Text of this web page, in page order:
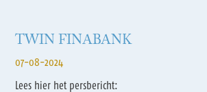
TWIN FINABANK
07-08-2024
Lees hier het persbericht: